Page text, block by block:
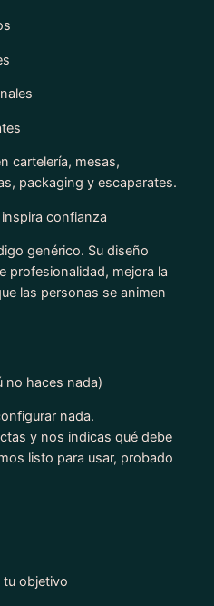
cartelería, mesas,
packaging y escaparates.
confianza
genérico. Su diseño
profesionalidad, mejora la
las personas se animen
haces nada)
nada.
y nos indicas qué debe
listo para usar, probado
tu objetivo